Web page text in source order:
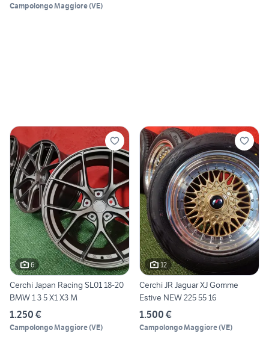
Campolongo Maggiore(VE)
6
Cerchi Japan Racing SL01 18-20
BMW 1 3 5 X1 X3 M
1.250 €
Campolongo Maggiore(VE)
12
Cerchi JR Jaguar XJ Gomme
Estive NEW 225 55 16
1.500 €
Campolongo Maggiore(VE)